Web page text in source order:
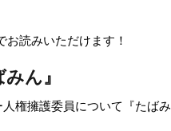
読みいただけます！
ん』
権擁護委員について『たばみ